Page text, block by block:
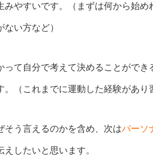
みやすいです。（まずは何から始
ない方など）
って自分で考えて決めることができ
。（これまでに運動した経験があ
そう言えるのかを含め、次はパーソ
えしたいと思います。